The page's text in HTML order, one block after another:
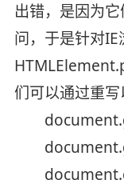
出错，是因为
问，于是针对
们可以通过重写